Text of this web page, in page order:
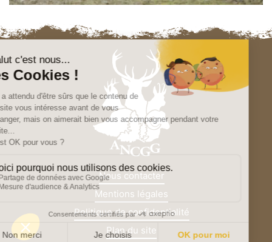
Nous contacter
Mentions légales
Politique de confidentialité
Plan du site